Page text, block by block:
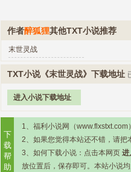
作者醉狐狸其他TXT小说推荐
末世灵战
TXT小说《末世灵战》下载地址
进入小说下载地址
下
载
帮
助
1、福利小说网（
2、如果您觉得本站还不错，请把
3、如何下载小说：点击本网页 进
放位置后，保存即可。本站小说